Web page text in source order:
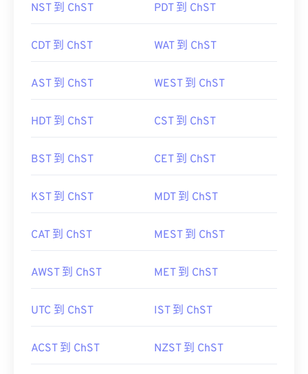
NST 到 ChST PDT 到 ChST
CDT 到 ChST WAT 到 ChST
AST 到 ChST WEST 到 ChST
HDT 到 ChST CST 到 ChST
BST 到 ChST CET 到 ChST
KST 到 ChST MDT 到 ChST
CAT 到 ChST MEST 到 ChST
AWST 到 ChST MET 到 ChST
UTC 到 ChST IST 到 ChST
ACST 到 ChST NZST 到 ChST